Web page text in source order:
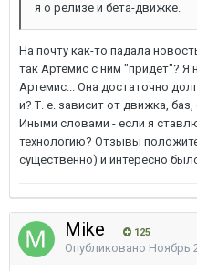
я о релизе и бета-движке.
На почту как-то падала
так Артемис с ним "придет"? Я
Артемис... Она достаточно
и? Т. е. зависит от движка,
Иными словами - если я
технологию? Отзывы
существенно) и интересно
Mike 125
Опубликовано Ноябрь